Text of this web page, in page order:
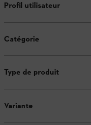
Profil utilisateur
Catégorie
Type de produit
Variante